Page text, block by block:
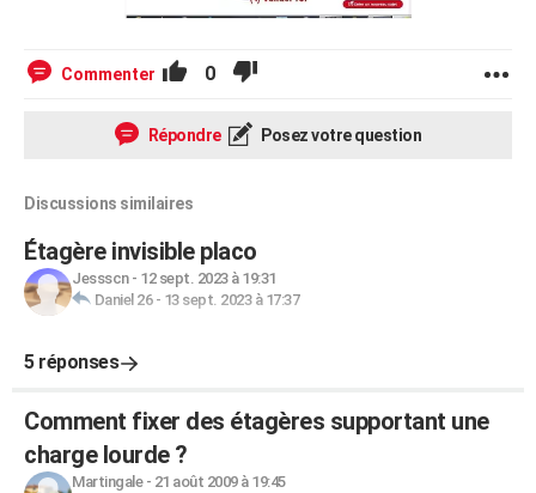
Commenter 0
Répondre Posez votre question
Discussions similaires
Étagère invisible placo
Jessscn- 12 sept. 2023 à 19:31
Daniel 26- 13 sept. 2023 à 17:37
5 réponses
Comment fixer des étagères supportant une
charge lourde ?
Martingale- 21 août 2009 à 19:45